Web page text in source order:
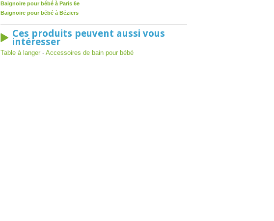
Baignoire pour bébé à Paris 6e
Baignoire pour bébé à Béziers
Ces produits peuvent aussi vous
intéresser
Table à langer - Accessoires de bain pour bébé